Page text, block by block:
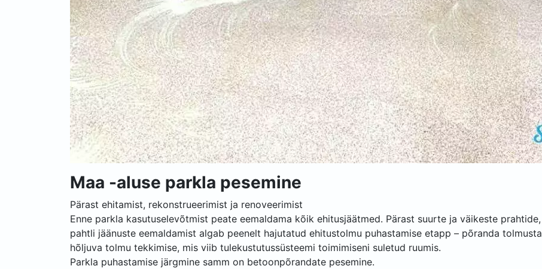
Maa -aluse parkla pesemine
Pärast ehitamist, rekonstrueerimist ja renoveerimist
Enne parkla kasutuselevõtmist peate eemaldama kõik ehitusjäätmed. Pärast suurte ja väikeste
pahtli jäänuste eemaldamist algab peenelt hajutatud ehitustolmu puhastamise etapp – põranda
hõljuva tolmu tekkimise, mis viib tulekustutussüsteemi toimimiseni suletud ruumis.
Parkla puhastamise järgmine samm on betoonpõrandate pesemine.